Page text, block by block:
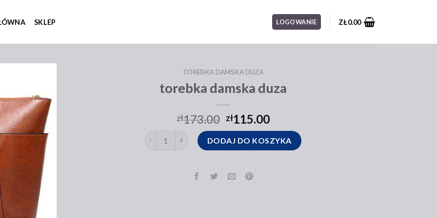
SKLEP LOGOWANIE ZŁ0.00
TOREBKA DAMSKA DUZA
torebka damska duza
zł173.00 zł115.00
ilość torebka damska duzaDODAJ DO KOSZYKA